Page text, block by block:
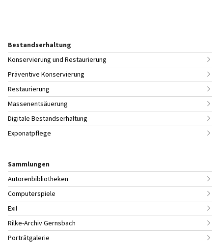
Bestandserhaltung
Konservierung und Restaurierung
Präventive Konservierung
Restaurierung
Massenentsäuerung
Digitale Bestandserhaltung
Exponatpflege
Sammlungen
Autorenbibliotheken
Computerspiele
Exil
Rilke-Archiv Gernsbach
Porträtgalerie